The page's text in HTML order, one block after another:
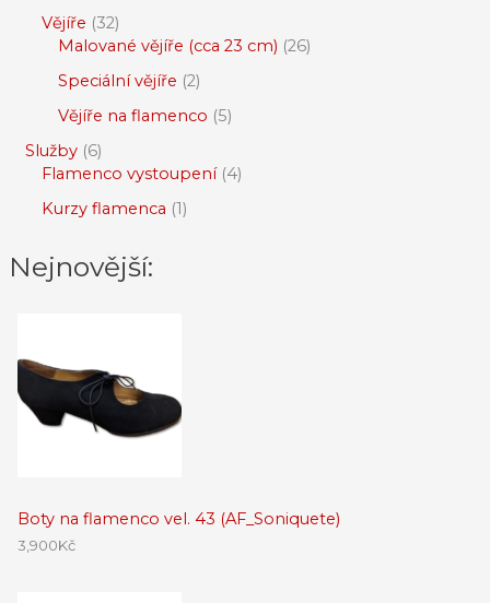
Vějíře 32
Malované vějíře (cca 23 cm) 26
Speciální vějíře 2
Vějíře na flamenco 5
Služby 6
Flamenco vystoupení 4
Kurzy flamenca 1
Nejnovější:
Boty na flamenco vel. 43 (AF_Soniquete)
3,900Kč